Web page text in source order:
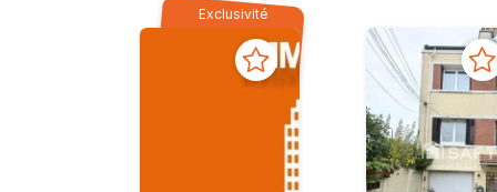
Exclusivité